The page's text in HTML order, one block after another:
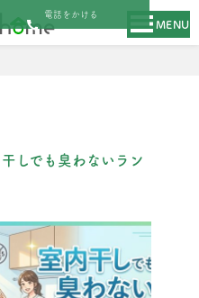
MENU
しでも臭わないラン
電話をかける